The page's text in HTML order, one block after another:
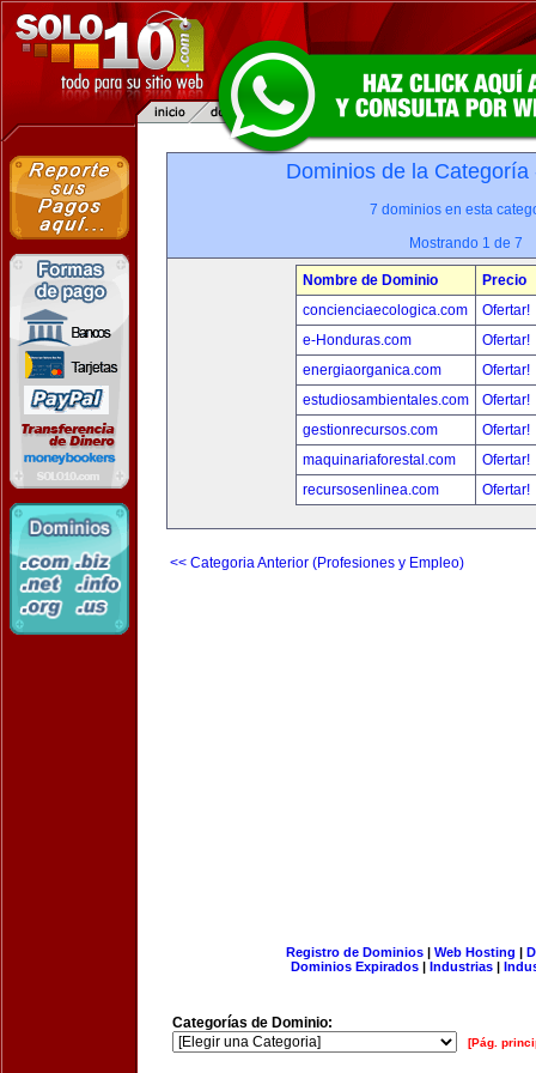
Dominios de la
7 dominios en esta
Mostrando 1 de 7
Nombre de Dominio
Precio
concienciaecologica.com
Ofertar!
e-Honduras.com
Ofertar!
energiaorganica.com
Ofertar!
estudiosambientales.com
Ofertar!
gestionrecursos.com
Ofertar!
maquinariaforestal.com
Ofertar!
recursosenlinea.com
Ofertar!
<< Categoria Anterior (Profesiones y Empleo)
Registro de Dominios| Web Hosting |
Dominios Expirados | Industrias |
Categorías de Dominio:
[Pág.